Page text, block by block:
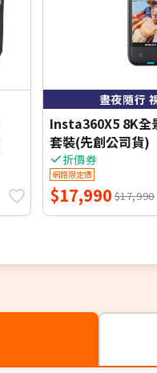
晝夜隨行
Insta360X5 8K全
套裝(先創公司貨)
折價券
網路限定價
$17,990$17,990